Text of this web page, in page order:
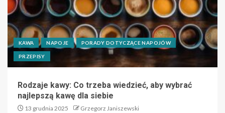
KAWA NAPOJE PORADY DOTYCZĄCE NAPOJÓW
PRZEPISY
Rodzaje kawy: Co trzeba wiedzieć, aby wybrać
najlepszą kawę dla siebie
13 grudnia 2025 Grzegorz Janiszewski